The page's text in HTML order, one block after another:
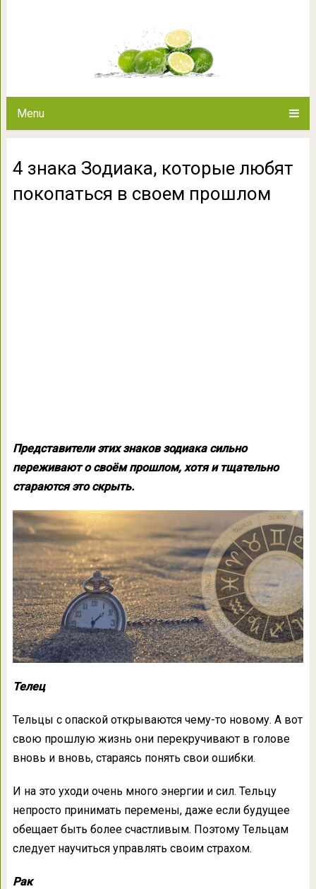
Menu
4 знака Зодиака, которые любят
покопаться в своем прошлом
Представители этих знаков зодиака сильно
переживают о своём прошлом, хотя и тщательно
стараются это скрыть.
Телец
Тельцы с опаской открываются чему-то новому. А вот
свою прошлую жизнь они перекручивают в голове
вновь и вновь, стараясь понять свои ошибки.
И на это уходи очень много энергии и сил. Тельцу
непросто принимать перемены, даже если будущее
обещает быть более счастливым. Поэтому Тельцам
следует научиться управлять своим страхом.
Рак